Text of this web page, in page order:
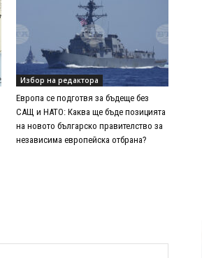
Избор на редактора
Европа се подготвя за бъдеще без
САЩ и НАТО: Каква ще бъде позицията
на новото българско правителство за
независима европейска отбрана?